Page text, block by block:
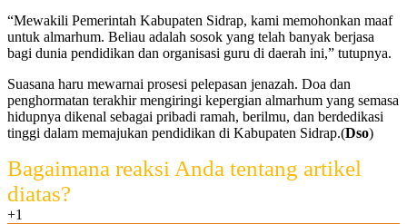
“Mewakili Pemerintah Kabupaten Sidrap, kami memohonkan maaf
untuk almarhum. Beliau adalah sosok yang telah banyak berjasa
bagi dunia pendidikan dan organisasi guru di daerah ini,” tutupnya.
Suasana haru mewarnai prosesi pelepasan jenazah. Doa dan
penghormatan terakhir mengiringi kepergian almarhum yang semasa
hidupnya dikenal sebagai pribadi ramah, berilmu, dan berdedikasi
tinggi dalam memajukan pendidikan di Kabupaten Sidrap.(Dso)
Bagaimana reaksi Anda tentang artikel
diatas?
+1